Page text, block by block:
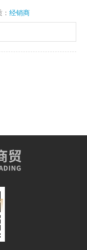
“拉条”可以很容易地打
无菌采样袋符合相关
协会）
经销商